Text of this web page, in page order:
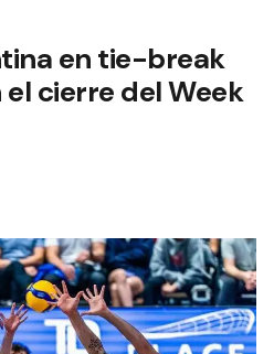
en tie-break
cierre del Week